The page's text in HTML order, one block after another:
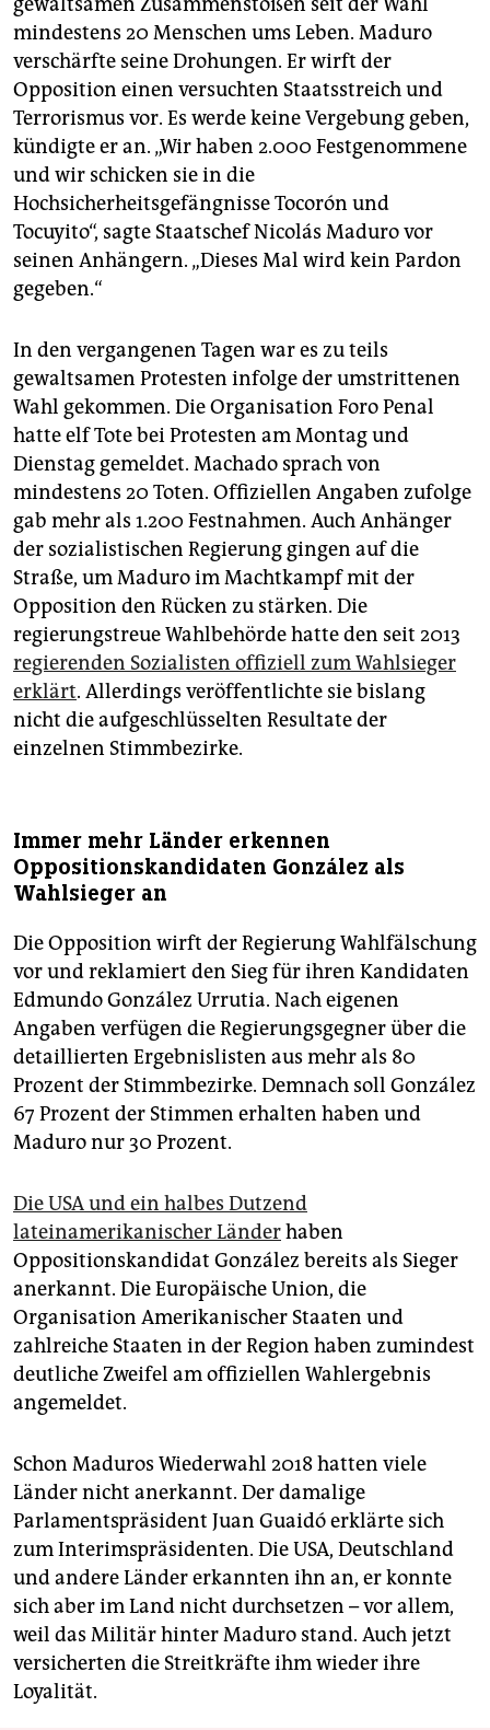
mindestens 20 Menschen ums Leben. Maduro
verschärfte seine Drohungen. Er wirft der
Opposition einen versuchten Staatsstreich und
Terrorismus vor. Es werde keine Vergebung geben,
kündigte er an. „Wir haben 2.000 Festgenommene
und wir schicken sie in die
Hochsicherheitsgefängnisse Tocorón und
Tocuyito“, sagte Staatschef Nicolás Maduro vor
seinen Anhängern. „Dieses Mal wird kein Pardon
gegeben.“
In den vergangenen Tagen war es zu teils
gewaltsamen Protesten infolge der umstrittenen
Wahl gekommen. Die Organisation Foro Penal
hatte elf Tote bei Protesten am Montag und
Dienstag gemeldet. Machado sprach von
mindestens 20 Toten. Offiziellen Angaben zufolge
gab mehr als 1.200 Festnahmen. Auch Anhänger
der sozialistischen Regierung gingen auf die
Straße, um Maduro im Machtkampf mit der
Opposition den Rücken zu stärken. Die
regierungstreue Wahlbehörde hatte den seit 2013
regierenden Sozialisten offiziell zum Wahlsieger
erklärt. Allerdings veröffentlichte sie bislang
nicht die aufgeschlüsselten Resultate der
einzelnen Stimmbezirke.
Immer mehr Länder erkennen
Oppositionskandidaten González als
Wahlsieger an
Die Opposition wirft der Regierung Wahlfälschung
vor und reklamiert den Sieg für ihren Kandidaten
Edmundo González Urrutia. Nach eigenen
Angaben verfügen die Regierungsgegner über die
detaillierten Ergebnislisten aus mehr als 80
Prozent der Stimmbezirke. Demnach soll González
67 Prozent der Stimmen erhalten haben und
Maduro nur 30 Prozent.
Die USA und ein halbes Dutzend
lateinamerikanischer Länderhaben
Oppositionskandidat González bereits als Sieger
anerkannt. Die Europäische Union, die
Organisation Amerikanischer Staaten und
zahlreiche Staaten in der Region haben zumindest
deutliche Zweifel am offiziellen Wahlergebnis
angemeldet.
Schon Maduros Wiederwahl 2018 hatten viele
Länder nicht anerkannt. Der damalige
Parlamentspräsident Juan Guaidó erklärte sich
zum Interimspräsidenten. Die USA, Deutschland
und andere Länder erkannten ihn an, er konnte
sich aber im Land nicht durchsetzen – vor allem,
weil das Militär hinter Maduro stand. Auch jetzt
versicherten die Streitkräfte ihm wieder ihre
Loyalität.